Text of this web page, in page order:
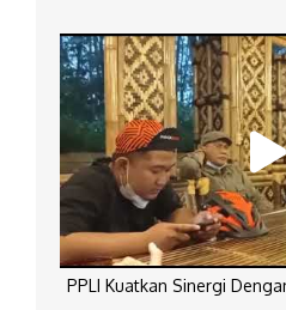
PPLI Kuatkan Sinergi